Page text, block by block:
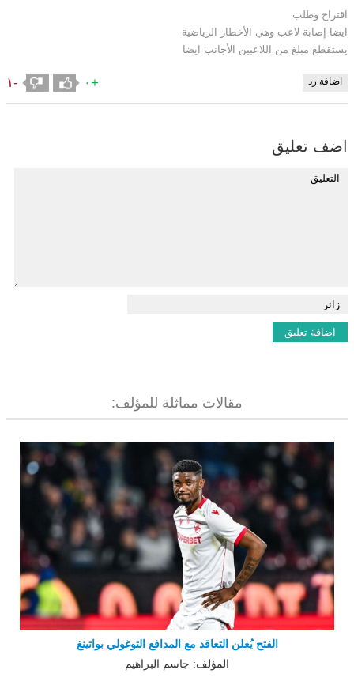
اقتراح وطلب
ايضا إصابة لاعب وهي الأخطار الرياضية
يستقطع مبلغ من اللاعبين الأجانب ايضا
اضافة رد +٠ -١
اضف تعليق
مقالات مماثلة للمؤلف:
الفتح يُعلن التعاقد مع المدافع التوغولي بواتينغ
المؤلف: جاسم البراهيم